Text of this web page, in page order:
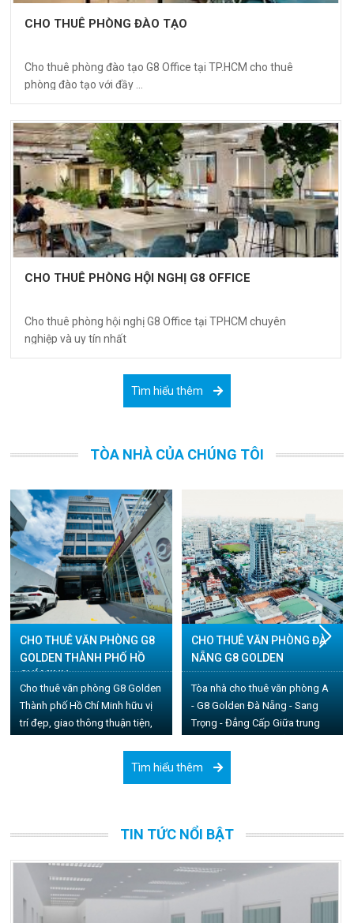
CHO THUÊ PHÒNG ĐÀO TẠO
Cho thuê phòng đào tạo G8 Office tại TP.HCM cho thuê
phòng đào tạo với đầy ...
CHO THUÊ PHÒNG HỘI NGHỊ G8 OFFICE
Cho thuê phòng hội nghị G8 Office tại TPHCM chuyên
nghiệp và uy tín nhất
Tìm hiểu thêm
TÒA NHÀ CỦA CHÚNG TÔI
CHO THUÊ VĂN PHÒNG G8
GOLDEN THÀNH PHỐ HỒ
CHÍ MINH
Cho thuê văn phòng G8 Golden
Thành phố Hồ Chí Minh hữu vị
trí đẹp, giao thông thuận tiện,
CHO THUÊ VĂN PHÒNG ĐÀ
NẴNG G8 GOLDEN
Tòa nhà cho thuê văn phòng A
- G8 Golden Đà Nẵng - Sang
Trọng - Đẳng Cấp Giữa trung
Tìm hiểu thêm
TIN TỨC NỔI BẬT